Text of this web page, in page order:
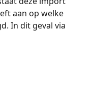
aan op welke
In dit geval via